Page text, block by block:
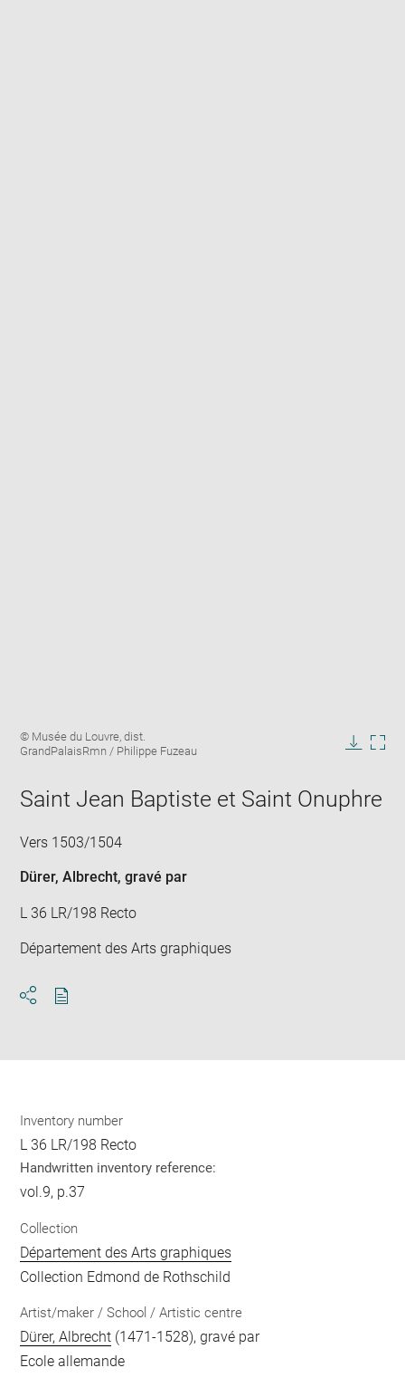
window
Image
caption:
© Musée du Louvre, dist.
GrandPalaisRmn / Philippe Fuzeau
in
new
Saint Jean Baptiste et Saint Onuphre
Vers 1503/1504
Dürer, Albrecht, gravé par
L 36 LR/198 Recto
Département des Arts graphiques
Inventory number
L 36 LR/198 Recto
Handwritten inventory reference:
vol.9, p.37
Collection
Département des Arts graphiques
Collection Edmond de Rothschild
Artist/maker / School / Artistic centre
Dürer, Albrecht (1471-1528), gravé par
Ecole allemande